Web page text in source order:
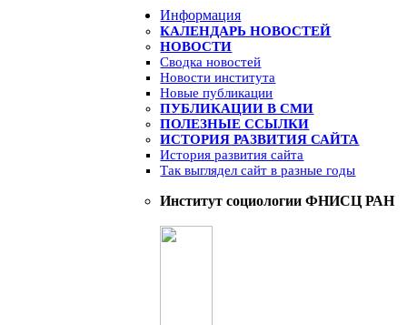
Информация
КАЛЕНДАРЬ НОВОСТЕЙ
НОВОСТИ
Сводка новостей
Новости института
Новые публикации
ПУБЛИКАЦИИ В СМИ
ПОЛЕЗНЫЕ ССЫЛКИ
ИСТОРИЯ РАЗВИТИЯ САЙТА
История развития сайта
Так выглядел сайт в разные годы
Институт социологии ФНИСЦ РАН